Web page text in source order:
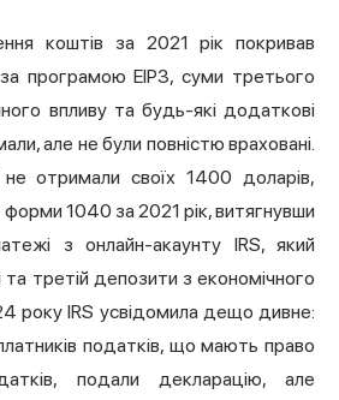
коштів за 2021 рік покривав
програмою EIP3, суми третього
впливу та будь-які додаткові
але не були повністю враховані.
не отримали своїх 1400 доларів,
1040 за 2021 рік, витягнувши
з онлайн-акаунту IRS, який
третій депозити з економічного
року IRS усвідомила дещо дивне:
податків, що мають право
подали декларацію, але